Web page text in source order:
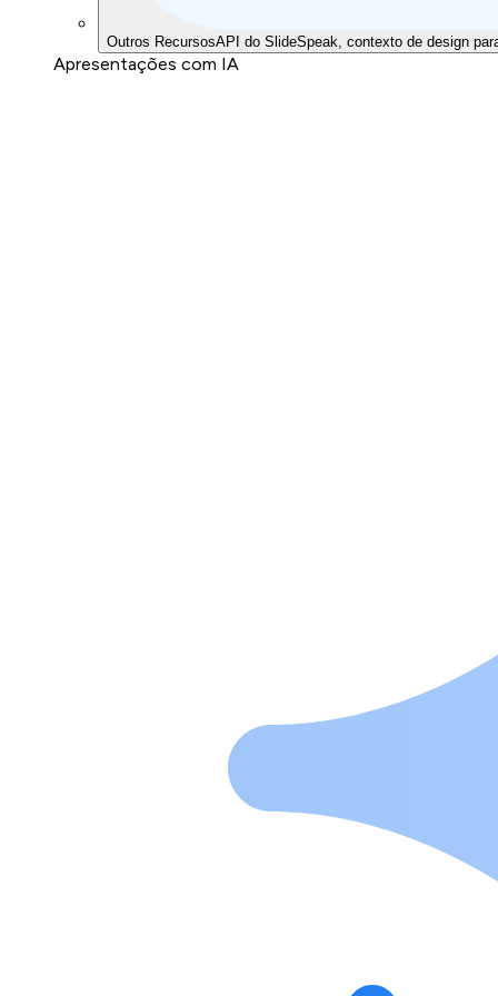
Outros RecursosAPI do SlideSpeak, contexto de design
Apresentações com IA